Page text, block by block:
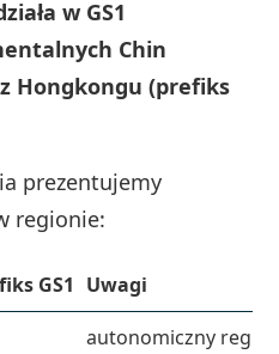
w GS1
Chin
Hongkongu (prefiks
prezentujemy
regionie:
GS1 Uwagi
autonomiczny